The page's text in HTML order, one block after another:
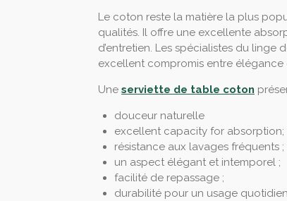
Le coton reste la matière la plus
qualités. Il offre une excellente
d’entretien. Les spécialistes du
excellent compromis entre élégance
Une serviette de table coton
douceur naturelle
excellent capacity for absorption;
résistance aux lavages fréquents ;
un aspect élégant et intemporel ;
facilité de repassage ;
durabilité pour un usage